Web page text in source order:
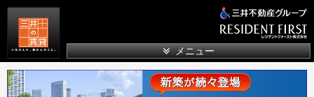
メニュー